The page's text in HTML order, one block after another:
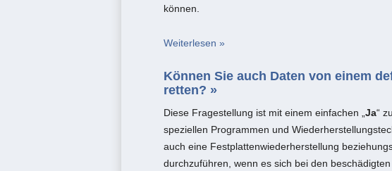
können.
Weiterlesen »
Können Sie auch Daten von einem
retten? »
Diese Fragestellung ist mit einem einfachen „ Ja“
speziellen Programmen und
auch eine Festplattenwiederherstellung
durchzuführen, wenn es sich bei den